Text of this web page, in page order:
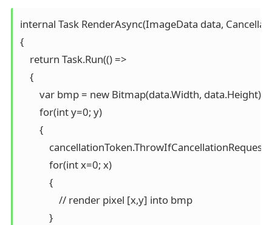
internal Task RenderAsync(ImageData data,
{
    return Task.Run(() =>
    {
        var bmp = new Bitmap(data.Width, data.Height);
        for(int y=0; y)
        {
            for(int x=0; x)
            {
                // render pixel [x,y] into bmp
            }